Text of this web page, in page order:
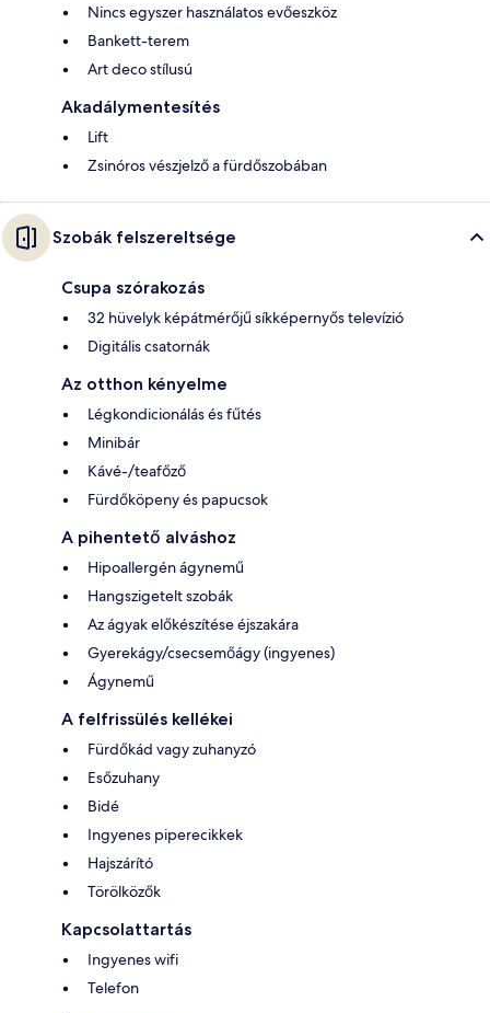
Nincs egyszer használatos evőeszköz
Bankett-terem
Art deco stílusú
Akadálymentesítés
Lift
Zsinóros vészjelző a fürdőszobában
Szobák felszereltsége
Csupa szórakozás
32 hüvelyk képátmérőjű síkképernyős televízió
Digitális csatornák
Az otthon kényelme
Légkondicionálás és fűtés
Minibár
Kávé-/teafőző
Fürdőköpeny és papucsok
A pihentető alváshoz
Hipoallergén ágynemű
Hangszigetelt szobák
Az ágyak előkészítése éjszakára
Gyerekágy/csecsemőágy (ingyenes)
Ágynemű
A felfrissülés kellékei
Fürdőkád vagy zuhanyzó
Esőzuhany
Bidé
Ingyenes piperecikkek
Hajszárító
Törölközők
Kapcsolattartás
Ingyenes wifi
Telefon